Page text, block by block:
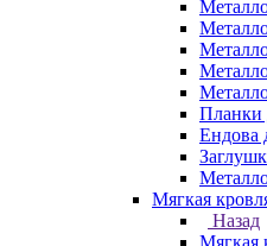
Планки
Ендова
Мягкая
Назад
Мягкая